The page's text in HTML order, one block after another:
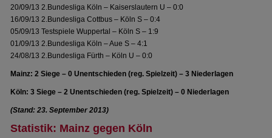
20/09/13 2.Bundesliga Köln – Kaiserslautern U – 0:0
16/09/13 2.Bundesliga Cottbus – Köln S – 0:4
05/09/13 Testspiele Wuppertal – Köln S – 1:9
01/09/13 2.Bundesliga Köln – Aue S – 4:1
24/08/13 2.Bundesliga Fürth – Köln U – 0:0
Mainz: 2 Siege – 0 Unentschieden (reg. Spielzeit) – 3 Niederlagen
Köln: 3 Siege – 2 Unentschieden (reg. Spielzeit) – 0 Niederlagen
(Stand: 23. September 2013)
Statistik: Mainz gegen Köln